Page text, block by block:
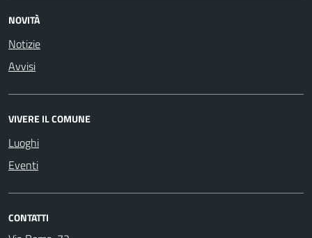
NOVITÀ
Notizie
Avvisi
VIVERE IL COMUNE
Luoghi
Eventi
CONTATTI